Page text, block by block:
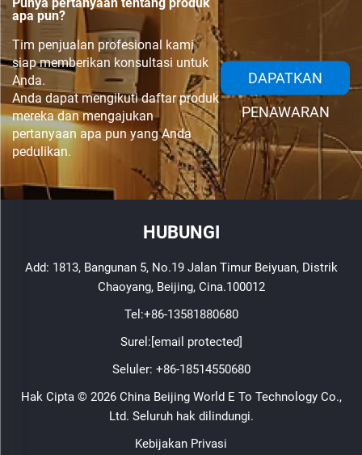
apa pun?
Tim penjualan profesional kami
siap memberikan konsultasi untuk
Anda.
Anda dapat mengikuti daftar produk
mereka dan mengajukan
pertanyaan apa pun yang Anda
pedulikan.
DAPATKAN
PENAWARAN
HUBUNGI
Add: 1813, Bangunan 5, No.19 Jalan Timur Beiyuan, Distrik
Chaoyang, Beijing, Cina.100012
Tel:+86-13581880680
Surel:[email protected]
Seluler: +86-18514550680
Hak Cipta © 2026 China Beijing World E To Technology Co.,
Ltd. Seluruh hak dilindungi.
Kebijakan Privasi